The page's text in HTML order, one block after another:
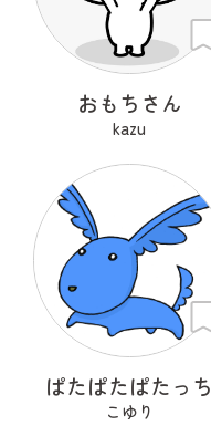
おもちさん
kazu
ぱたぱたぱたっち
こゆり